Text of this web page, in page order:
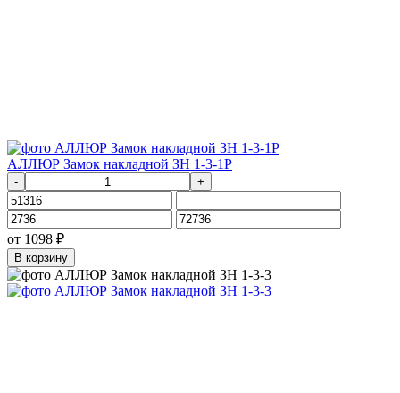
АЛЛЮР Замок накладной ЗН 1-3-1Р
- +
от 1098 ₽
В корзину